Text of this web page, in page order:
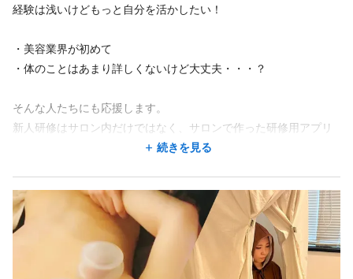
勤務時間
時短勤務OK
11:00〜19:00／土日 4H～
18:00〜21:00／平日 4H～
11:00-21:00のうち（平日）4時間以上を基本としてますが、希望
は最大限考慮します。最低週3回勤務。
▹経験者エステティシャン歓迎
経験は浅いけどもっと自分を活かしたい！
・美容業界が初めて
・体のことはあまり詳しくないけど大丈夫・・・？
そんな人たちにも応援します。
新人研修はサロン内だけではなく、サロンで作った研修用アプリ
将来自分で独立したい人も、サロン経営のノウハウを教えます。
楽しくしっかり学べて働ける環境を提供します。
続きを見る